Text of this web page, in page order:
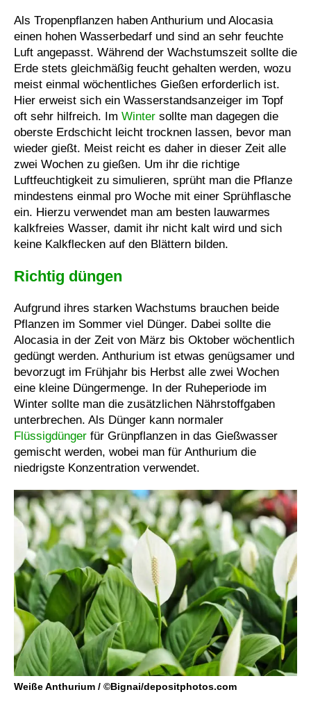
Als Tropenpflanzen haben Anthurium und Alocasia
einen hohen Wasserbedarf und sind an sehr feuchte
Luft angepasst. Während der Wachstumszeit sollte die
Erde stets gleichmäßig feucht gehalten werden, wozu
meist einmal wöchentliches Gießen erforderlich ist.
Hier erweist sich ein Wasserstandsanzeiger im Topf
oft sehr hilfreich. Im Winter sollte man dagegen die
oberste Erdschicht leicht trocknen lassen, bevor man
wieder gießt. Meist reicht es daher in dieser Zeit alle
zwei Wochen zu gießen. Um ihr die richtige
Luftfeuchtigkeit zu simulieren, sprüht man die Pflanze
mindestens einmal pro Woche mit einer Sprühflasche
ein. Hierzu verwendet man am besten lauwarmes
kalkfreies Wasser, damit ihr nicht kalt wird und sich
keine Kalkflecken auf den Blättern bilden.
Richtig düngen
Aufgrund ihres starken Wachstums brauchen beide
Pflanzen im Sommer viel Dünger. Dabei sollte die
Alocasia in der Zeit von März bis Oktober wöchentlich
gedüngt werden. Anthurium ist etwas genügsamer und
bevorzugt im Frühjahr bis Herbst alle zwei Wochen
eine kleine Düngermenge. In der Ruheperiode im
Winter sollte man die zusätzlichen Nährstoffgaben
unterbrechen. Als Dünger kann normaler
Flüssigdünger für Grünpflanzen in das Gießwasser
gemischt werden, wobei man für Anthurium die
niedrigste Konzentration verwendet.
Weiße Anthurium / ©Bignai/depositphotos.com